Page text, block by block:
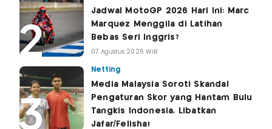
Jadwal MotoGP 2026 Hari Ini: Marc
Marquez Menggila di Latihan
Bebas Seri Inggris?
07 Agustus 2026 WIB
Netting
Media Malaysia Soroti Skandal
Pengaturan Skor yang Hantam Bulu
Tangkis Indonesia, Libatkan
Jafar/Felisha!